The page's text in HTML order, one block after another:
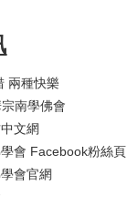
兩種快樂
南學佛會
文網
會 Facebook粉絲頁
會官網